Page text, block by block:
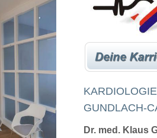
GUNDLACH-
Dr. med. Klaus